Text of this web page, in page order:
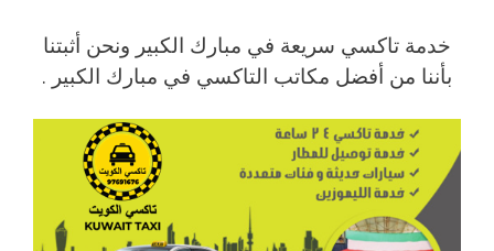
خدمة تاكسي سريعة في مبارك الكبير ونحن أثبتنا
بأننا من أفضل مكاتب التاكسي في مبارك الكبير .